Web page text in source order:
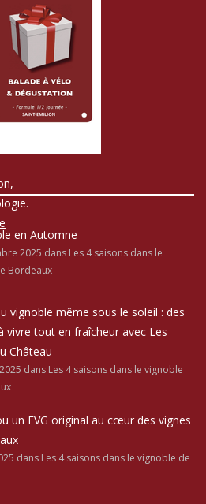
en Automne
2025 dans Les 4 saisons dans le
Bordeaux
vignoble même sous le soleil : des
vivre tout en fraîcheur avec Les
Château
dans Les 4 saisons dans le vignoble
un EVG original au cœur des vignes
dans Les 4 saisons dans le vignoble de